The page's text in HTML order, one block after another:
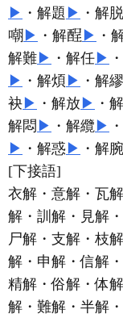
▶ ・解題 ▶ ・解脱
▶ ・解 ▶ ・
解難 ▶ ・解任 ▶
▶ ・解煩 ▶ ・解繆
袂 ▶ ・解放 ▶ ・
解悶 ▶ ・解纜 ▶
▶ ・解惑 ▶ ・解腕
[下接語]
衣解・意解・瓦
解・訓解・見解
尸解・支解・枝
解・申解・信解
精解・俗解・体
解・難解・半解